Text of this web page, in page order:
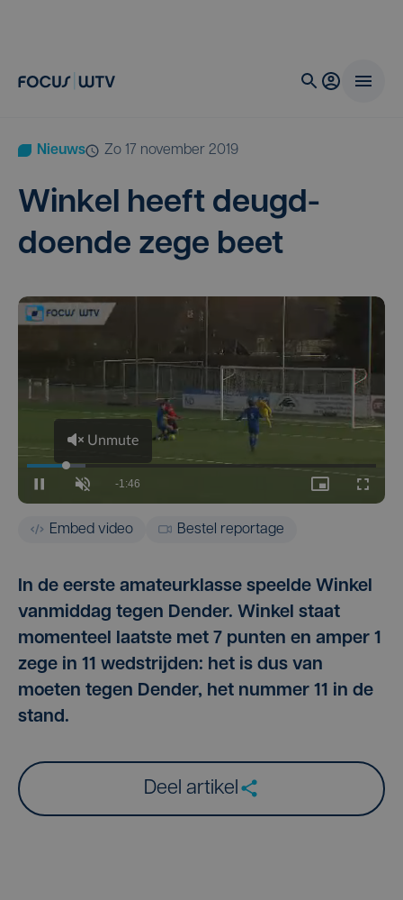
Nieuws zo 17 november 2019
Win­kel heeft deugd­
doen­de zege beet
Embed video Bestel reportage
In de eerste amateurklasse speelde Winkel
vanmiddag tegen Dender. Winkel staat
momenteel laatste met 7 punten en amper 1
zege in 11 wedstrijden: het is dus van
moeten tegen Dender, het nummer 11 in de
stand.
Deel artikel